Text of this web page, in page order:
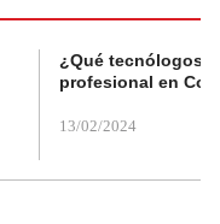
¿Qué tecnólogos
profesional en
13/02/2024